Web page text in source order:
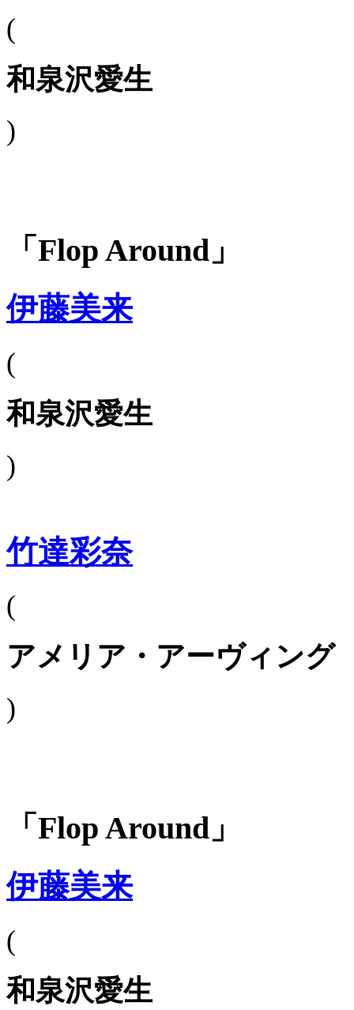
(
和泉沢愛生
)
「Flop Around」
伊藤美来
(
和泉沢愛生
)
竹達彩奈
(
アメリア・アーヴィング
)
「Flop Around」
伊藤美来
(
和泉沢愛生